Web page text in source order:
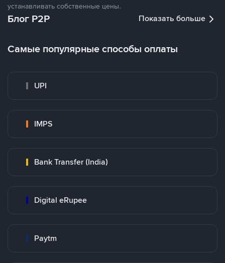
устанавливать собственные цены.
Блог P2P Показать больше
Самые популярные способы оплаты
UPI
IMPS
Bank Transfer (India)
Digital eRupee
Paytm